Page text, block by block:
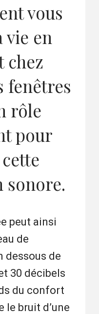
vous
vie en
chez
fenêtres
rôle
pour
peut ainsi
de
dessous de
30 décibels
du confort
le bruit d’une